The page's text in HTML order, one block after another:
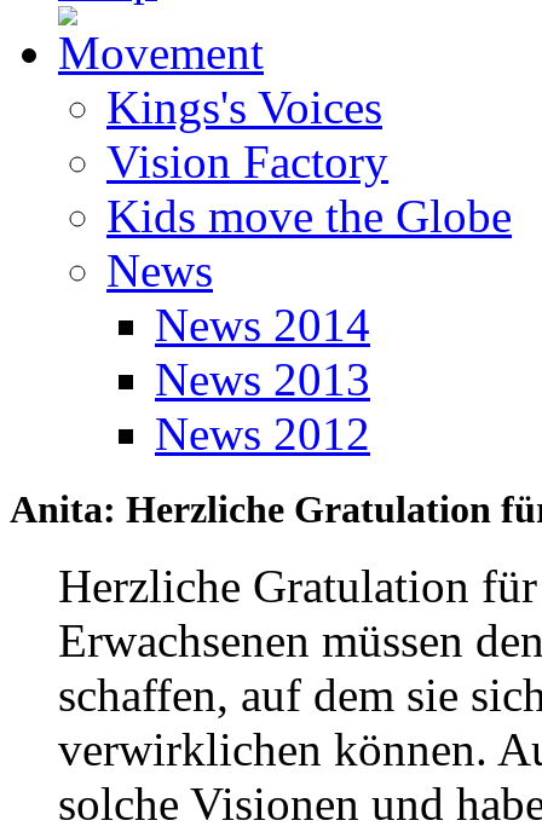
Kings's Voices
Vision Factory
Kids move the Globe
News
News 2014
News 2013
News 2012
Anita: Herzliche Gratulation
Herzliche Gratulation
Erwachsenen müssen
schaffen, auf dem sie
verwirklichen können.
solche Visionen und